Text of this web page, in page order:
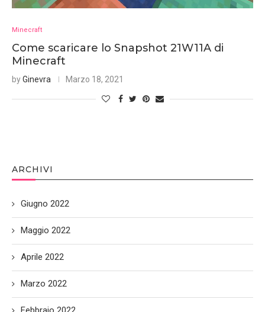
Minecraft
Come scaricare lo Snapshot 21W11A di
Minecraft
byGinevra Marzo 18, 2021
ARCHIVI
Giugno 2022
Maggio 2022
Aprile 2022
Marzo 2022